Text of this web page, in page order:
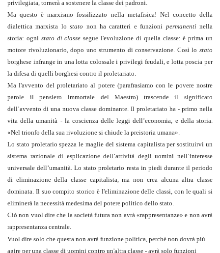
privilegiata, tornerà a sostenere la classe dei padroni.
Ma questo è marxismo fossilizzato nella metafisica! Nel concetto della
dialettica marxista lostato non ha caratteri e funzioni permanentinella
storia: ogni stato di classesegue l'evoluzione di quella classe: è prima un
motore rivoluzionario, dopo uno strumento di conservazione. Così lo stato
borghese infrange in una lotta colossale i privilegi feudali, e lotta poscia per
la difesa di quelli borghesi contro il proletariato.
Ma l'avvento del proletariato al potere (parafrasiamo con le povere nostre
parole il pensiero immortale del Maestro) trascende il significato
dell’avvento di una nuova classe dominante. Il proletariato ha - primo nella
vita della umanità - la coscienza delle leggi dell’economia, e della storia.
«Nel trionfo della sua rivoluzione si chiude la preistoria umana».
Lo stato proletario spezza le maglie del sistema capitalista per sostituirvi un
sistema razionale di esplicazione dell’attività degli uomini nell’interesse
universale dell’umanità. Lo stato proletario resta in piedi durante il periodo
di eliminazione della classe capitalista, ma non crea alcuna altra classe
dominata. Il suo compito storico è l'eliminazione delle classi, con le quali si
eliminerà la necessità medesima del potere politico dello stato.
Ciò non vuol dire che la società futura non avrà «rappresentanze» e non avrà
rappresentanza centrale.
Vuol dire solo che questa non avrà funzione politica, perché non dovrà più
agire per una classe di uomini contro un'altra classe - avrà solo funzioni